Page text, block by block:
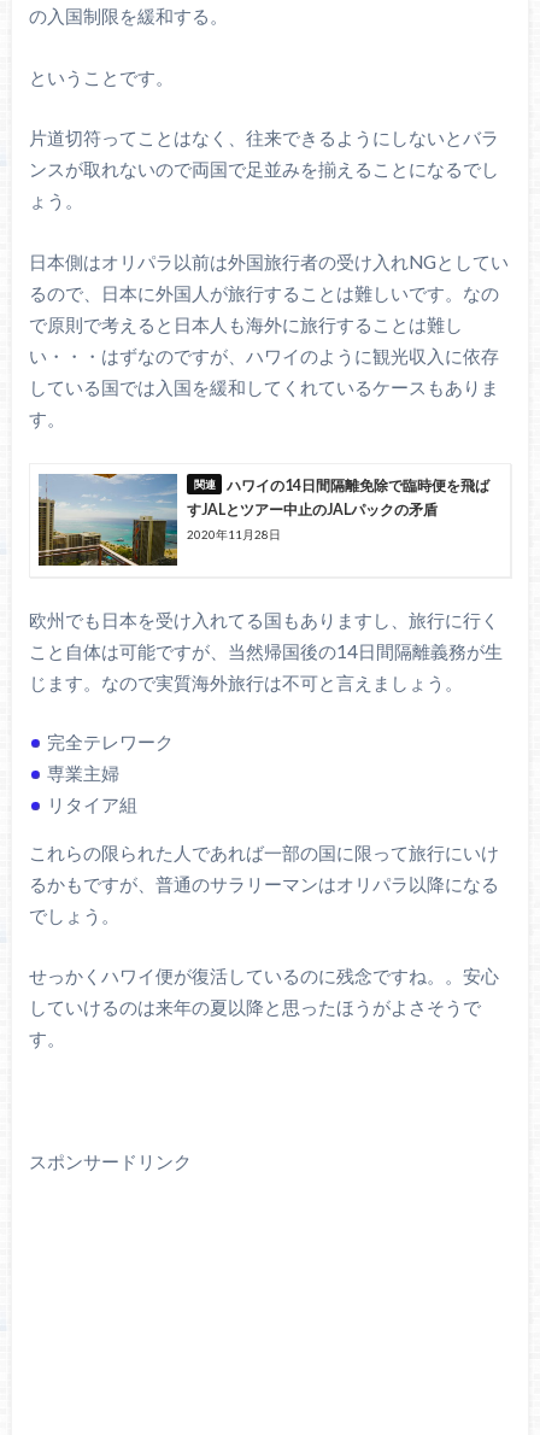
の入国制限を緩和する。
ということです。
片道切符ってことはなく、往来できるようにしないとバラ
ンスが取れないので両国で足並みを揃えることになるでし
ょう。
日本側はオリパラ以前は外国旅行者の受け入れNGとしてい
るので、日本に外国人が旅行することは難しいです。なの
で原則で考えると日本人も海外に旅行することは難し
い・・・はずなのですが、ハワイのように観光収入に依存
している国では入国を緩和してくれているケースもありま
す。
ハワイの14日間隔離免除で臨時便を飛ば
すJALとツアー中止のJALパックの矛盾
2020年11月28日
欧州でも日本を受け入れてる国もありますし、旅行に行く
こと自体は可能ですが、当然帰国後の14日間隔離義務が生
じます。なので実質海外旅行は不可と言えましょう。
完全テレワーク
専業主婦
リタイア組
これらの限られた人であれば一部の国に限って旅行にいけ
るかもですが、普通のサラリーマンはオリパラ以降になる
でしょう。
せっかくハワイ便が復活しているのに残念ですね。。安心
していけるのは来年の夏以降と思ったほうがよさそうで
す。
スポンサードリンク